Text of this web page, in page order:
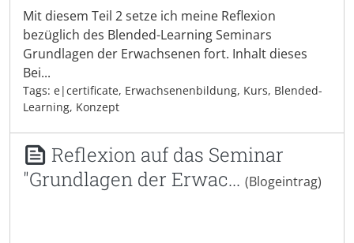
Mit diesem Teil 2 setze ich meine Reflexion
bezüglich des Blended-Learning Seminars
Grundlagen der Erwachsenen fort. Inhalt dieses
Bei...
Tags: e|certificate, Erwachsenenbildung, Kurs, Blended-
Learning, Konzept
Reflexion auf das Seminar
"Grundlagen der Erwac... (Blogeintrag)